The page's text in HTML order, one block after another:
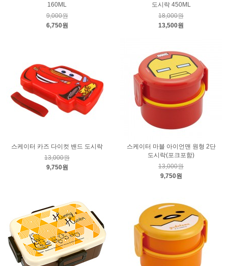
160ML
9,000원
6,750원
도시락 450ML
18,000원
13,500원
스케이터 카즈 다이컷 밴드 도시락
13,000원
9,750원
스케이터 마블 아이언맨 원형 2단
도시락(포크포함)
13,000원
9,750원